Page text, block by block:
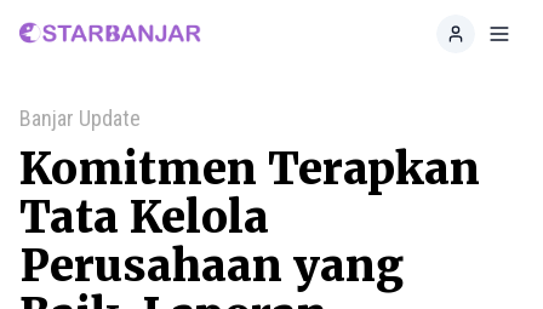
Home
Banjar Update
Komitmen Terapkan
Tata Kelola
Perusahaan yang